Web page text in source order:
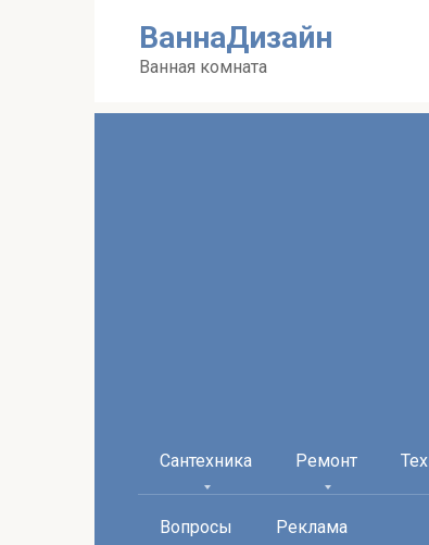
ВаннаДизайн
Ванная комната
Сантехника Ремонт
Вопросы Реклама